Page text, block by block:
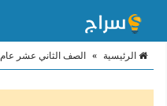
الرئيسية » الصف الثاني عشر عام